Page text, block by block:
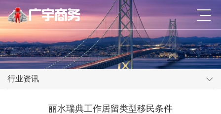
行业资讯
丽水瑞典工作居留类型移民条件